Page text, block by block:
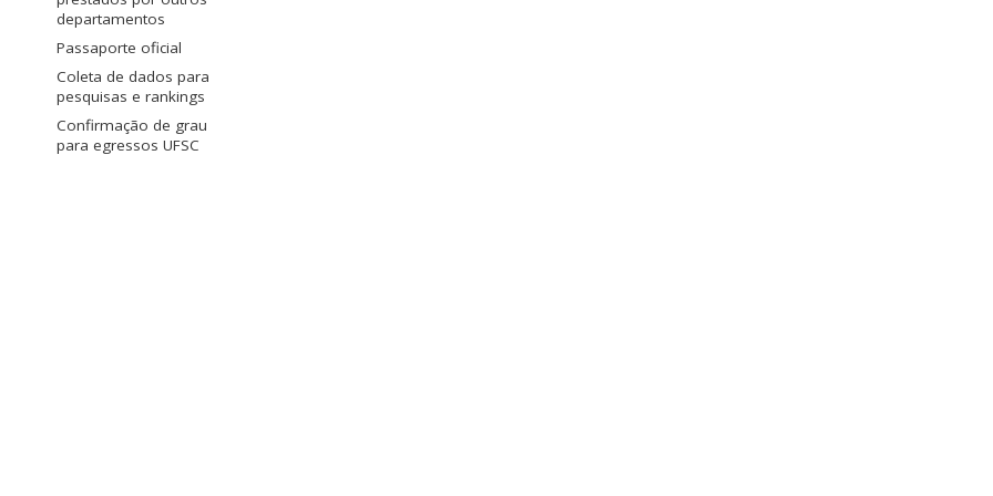
departamentos
Passaporte oficial
Coleta de dados para
pesquisas e rankings
Confirmação de grau
para egressos UFSC